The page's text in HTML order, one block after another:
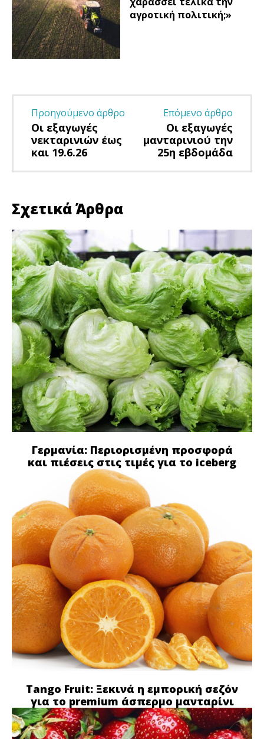
αγροτική πολιτική;»
Προηγούμενο άρθρο
Οι εξαγωγές
νεκταρινιών έως
και 19.6.26
Επόμενο άρθρο
Οι εξαγωγές
μανταρινιού την
25η εβδομάδα
Σχετικά Άρθρα
Γερμανία: Περιορισμένη προσφορά
και πιέσεις στις τιμές για το iceberg
Tango Fruit: Ξεκινά η εμπορική σεζόν
για το premium άσπερμο μανταρίνι